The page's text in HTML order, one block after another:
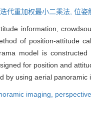
迭代重加权最小二乘法, 位姿
information,
of position-attitude
model is
for position and
by using aerial
imaging,